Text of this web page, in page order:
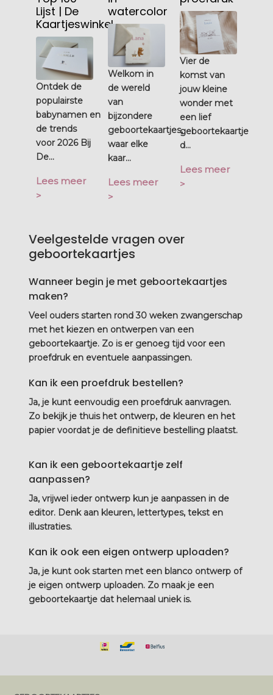
Lijst | De
Kaartjeswinkel
Ontdek de
populairste
babynamen en
de trends
voor 2026 Bij
De...
Lees meer
>
watercolor
Welkom in
de wereld
van
bijzondere
geboortekaartjes,
waar elke
kaar...
Lees meer
>
Vier de
komst van
jouw kleine
wonder met
een lief
geboortekaartje
d...
Lees meer
>
Veelgestelde vragen over
geboortekaartjes
Wanneer begin je met geboortekaartjes
maken?
Veel ouders starten rond 30 weken zwangerschap
met het kiezen en ontwerpen van een
geboortekaartje. Zo is er genoeg tijd voor een
proefdruk en eventuele aanpassingen.
Kan ik een proefdruk bestellen?
Ja, je kunt eenvoudig een proefdruk aanvragen.
Zo bekijk je thuis het ontwerp, de kleuren en het
papier voordat je de definitieve bestelling plaatst.
Kan ik een geboortekaartje zelf
aanpassen?
Ja, vrijwel ieder ontwerp kun je aanpassen in de
editor. Denk aan kleuren, lettertypes, tekst en
illustraties.
Kan ik ook een eigen ontwerp uploaden?
Ja, je kunt ook starten met een blanco ontwerp of
je eigen ontwerp uploaden. Zo maak je een
geboortekaartje dat helemaal uniek is.